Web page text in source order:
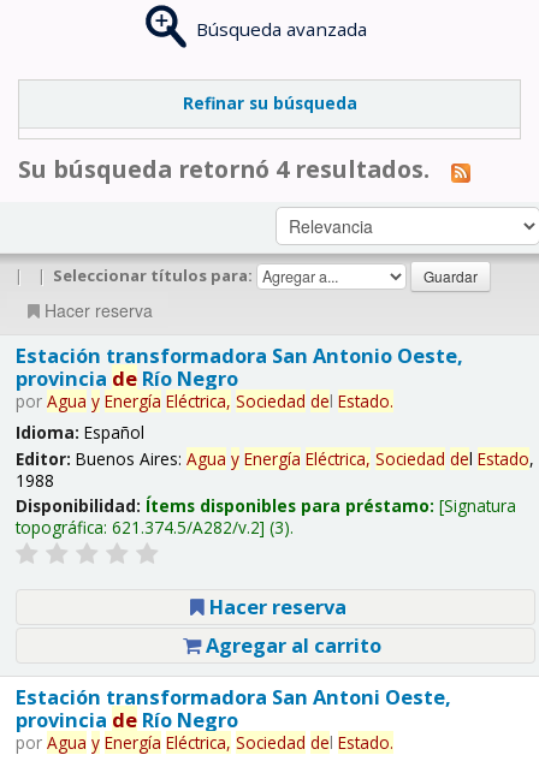
Búsqueda avanzada
Refinar su búsqueda
Su búsqueda retornó 4 resultados.
| | Seleccionar títulos para:
Hacer reserva
Estación transformadora San Antonio Oeste,
provincia deRío Negro
por Agua y Energía Eléctrica, Sociedad del Estado.
Idioma: Español
Editor: Buenos Aires: Agua y Energía Eléctrica, Sociedad del Estado,
1988
Disponibilidad: Ítems disponibles para préstamo: Signatura
topográfica: 621.374.5/A282/v.2 (3).
Hacer reserva
Agregar al carrito
Estación transformadora San Antoni Oeste,
provincia deRío Negro
por Agua y Energía Eléctrica, Sociedad del Estado.